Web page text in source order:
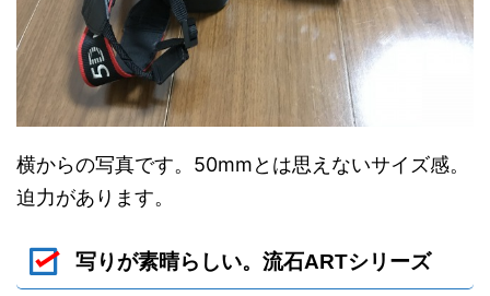
横からの写真です。50mmとは思えないサイズ感。
迫力があります。
写りが素晴らしい。流石ARTシリーズ